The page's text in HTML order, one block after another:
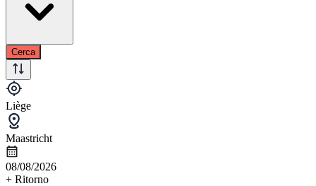
Cerca
Liège
Maastricht
08/08/2026
+ Ritorno